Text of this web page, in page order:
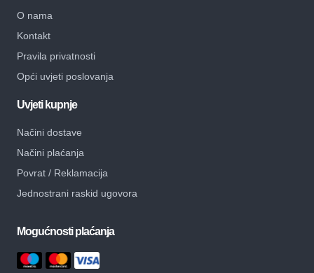
O nama
Kontakt
Pravila privatnosti
Opći uvjeti poslovanja
Uvjeti kupnje
Načini dostave
Načini plaćanja
Povrat / Reklamacija
Jednostrani raskid ugovora
Mogućnosti plaćanja